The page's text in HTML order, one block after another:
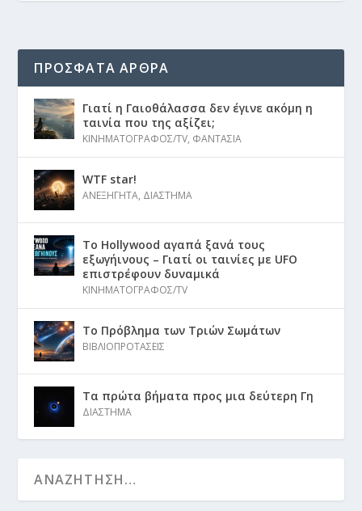
ΠΡΟΣΦΑΤΑ ΑΡΘΡΑ
Γιατί η Γαιοθάλασσα δεν έγινε ακόμη η
ταινία που της αξίζει;
ΚΙΝΗΜΑΤΟΓΡΑΦΟΣ/TV, ΦΑΝΤΑΣΙΑ
WTF star!
ΑΝΕΞΗΓΗΤΑ, ΔΙΑΣΤΗΜΑ
Το Hollywood αγαπά ξανά τους
εξωγήινους – Γιατί οι ταινίες με UFO
επιστρέφουν δυναμικά
ΚΙΝΗΜΑΤΟΓΡΑΦΟΣ/TV
Το Πρόβλημα των Τριών Σωμάτων
ΒΙΒΛΙΟΠΡΟΤΑΣΕΙΣ
Τα πρώτα βήματα προς μια δεύτερη Γη
ΔΙΑΣΤΗΜΑ